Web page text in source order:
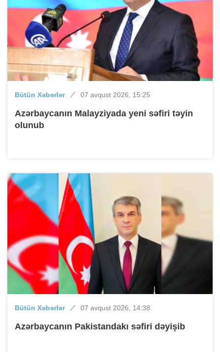
Bütün Xəbərlər 07 avqust 2026, 15:25
Azərbaycanın Malayziyada yeni səfiri təyin
olunub
Bütün Xəbərlər 07 avqust 2026, 14:38
Azərbaycanın Pakistandakı səfiri dəyişib